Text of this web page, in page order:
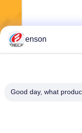
enson
Good day, what